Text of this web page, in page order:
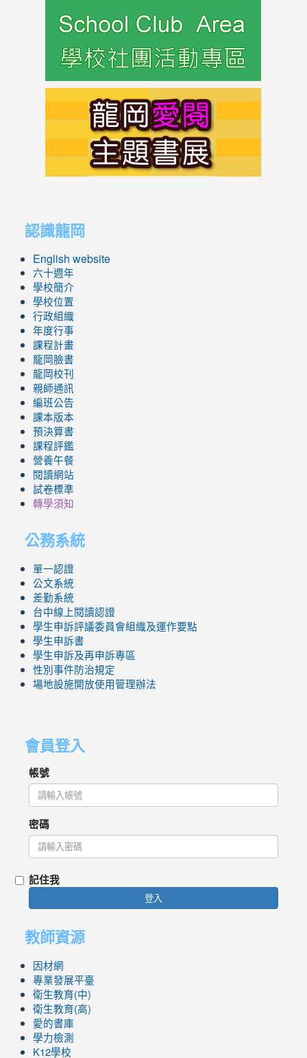
認識龍岡
English website
六十週年
學校簡介
學校位置
行政組織
年度行事
課程計畫
龍岡臉書
龍岡校刊
親師通訊
編班公告
課本版本
預決算書
課程評鑑
營養午餐
閱讀網站
試卷標準
轉學須知
公務系統
單一認證
公文系統
差勤系統
台中線上閱讀認證
學生申訴評議委員會組織及運作要點
學生申訴書
學生申訴及再申訴專區
性別事件防治規定
場地設施開放使用管理辦法
會員登入
帳號
密碼
記住我
登入
教師資源
因材網
專業發展平臺
衛生教育(中)
衛生教育(高)
愛的書庫
學力檢測
K12學校